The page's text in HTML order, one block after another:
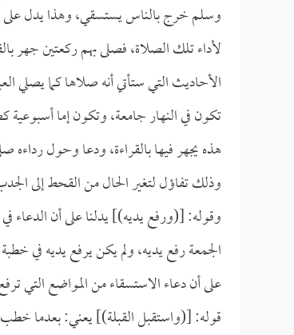
وسلم خرج بالناس يستسقي، وهذا يدل على
لأداء تلك الصلاة، فصلى بهم ركعتين جهر
الأحاديث التي ستأتي أنه صلاها كما يصلي
تكون في النهار جامعة، وتكون إما
هذه يجهر فيها بالقراءة، ودعا وحول رداءه
وذلك تفاؤل لتغير الحال من القحط إلى
وقوله: [(ورفع يديه)] يدلنا على أن الدعاء
الجمعة رفع يديه، ولم يكن يرفع يديه في
على أن دعاء الاستسقاء من المواضع التي
قوله: [(واستقبل القبلة)] يعني: بعدما